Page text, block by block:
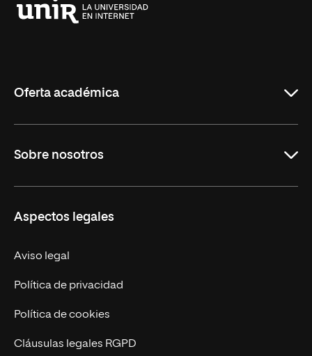
Oferta académica
Maestrías
Sobre nosotros
Trabaja en UNIR
Actualidad UNIR
Contáctanos
Aspectos legales
Aviso legal
Política de privacidad
Política de cookies
Cláusulas legales RGPD